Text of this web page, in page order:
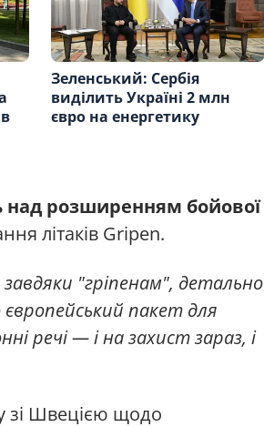
Зеленський: Сербія
виділить Україні 2 млн
євро на енергетику
розширенням бойової
літаків Gripen.
"гріпенам", детально
пакет для
речі — і на захист зараз, і
зі Швецією щодо